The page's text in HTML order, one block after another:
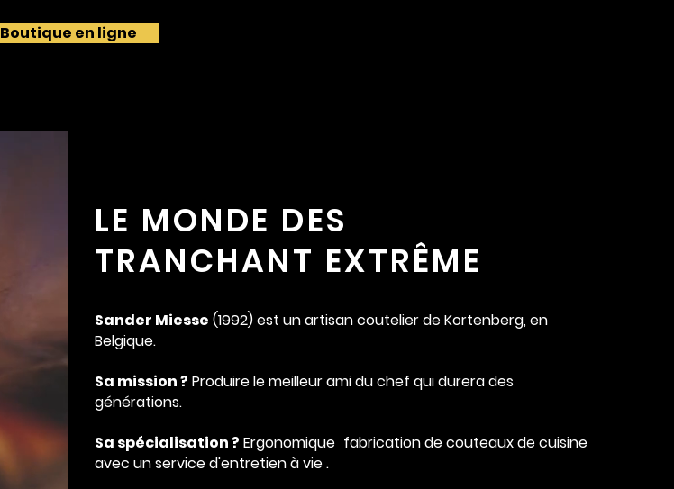
Boutique en ligne
LE MONDE DES
TRANCHANT EXTRÊME
Sander Miesse (1992) est un artisan coutelier de Kortenberg, en
Belgique.
Sa mission ? Produire le meilleur ami du chef qui durera des
générations.
Sa spécialisation ? Ergonomique fabrication de couteaux de cuisine
avec unservice d'entretienà vie.